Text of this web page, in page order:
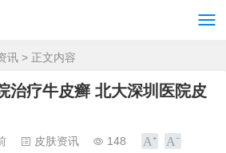
讯 > 正文内容
治疗牛皮癣 北大深圳医院皮
皮肤资讯 148